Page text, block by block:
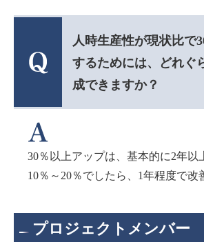
人時生産性が現状比で
するためには、どれぐ
成できますか？
30％以上アップは、基本的に2年以
10％～20％でしたら、1年程度で改
プロジェクトメンバー